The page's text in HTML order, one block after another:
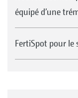
équipé d’une
FertiSpot pour le